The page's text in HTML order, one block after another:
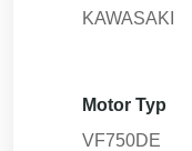
KAWASAKI
Motor Typ
VF750DE